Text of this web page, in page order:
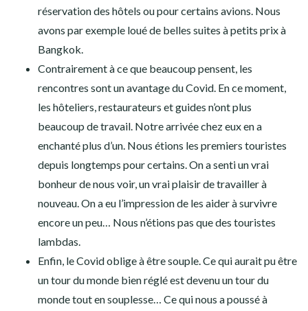
réservation des hôtels ou pour certains avions. Nous
avons par exemple loué de belles suites à petits prix à
Bangkok.
Contrairement à ce que beaucoup pensent, les
rencontres sont un avantage du Covid. En ce moment,
les hôteliers, restaurateurs et guides n’ont plus
beaucoup de travail. Notre arrivée chez eux en a
enchanté plus d’un. Nous étions les premiers touristes
depuis longtemps pour certains. On a senti un vrai
bonheur de nous voir, un vrai plaisir de travailler à
nouveau. On a eu l’impression de les aider à survivre
encore un peu… Nous n’étions pas que des touristes
lambdas.
Enfin, le Covid oblige à être souple. Ce qui aurait pu être
un tour du monde bien réglé est devenu un tour du
monde tout en souplesse… Ce qui nous a poussé à